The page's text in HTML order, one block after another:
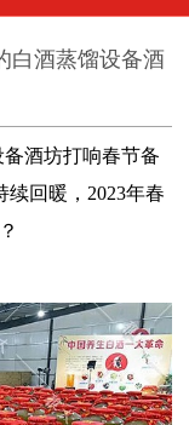
白酒蒸馏设备酒
酒坊打响春节备
续回暖，2023年春